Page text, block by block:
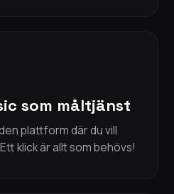
som måltjänst
plattform där du vill
klick är allt som behövs!